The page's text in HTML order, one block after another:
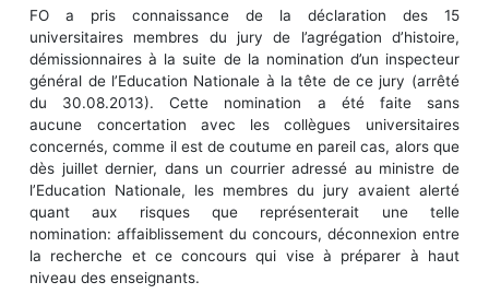
FO a pris connaissance de la déclaration des 15
universitaires membres du jury de l’agrégation d’histoire,
démissionnaires à la suite de la nomination d’un inspecteur
général de l’Education Nationale à la tête de ce jury (arrêté
du 30.08.2013). Cette nomination a été faite sans
aucune concertation avec les collègues universitaires
concernés, comme il est de coutume en pareil cas, alors que
dès juillet dernier, dans un courrier adressé au ministre de
l’Education Nationale, les membres du jury avaient alerté
quant aux risques que représenterait une telle
nomination: affaiblissement du concours, déconnexion entre
la recherche et ce concours qui vise à préparer à haut
niveau des enseignants.